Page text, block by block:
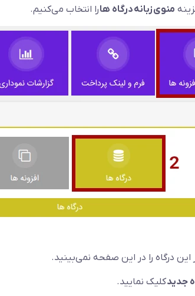
منوی زبانه درگاه هارا انتخاب می‌کنیم.
درگاه را در این صفحه نمی‌بینید.
جدیدکلیک نمایید.